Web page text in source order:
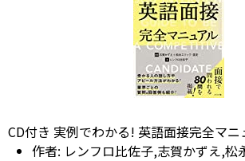
CD付き 実例でわかる! 英語面接完全マニ
作者: レンフロ比佐子,志賀かずえ,松